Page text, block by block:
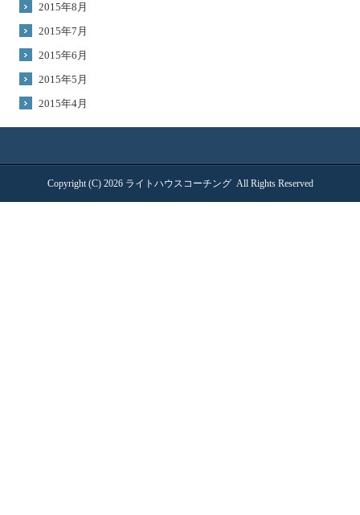
2015年8月
2015年7月
2015年6月
2015年5月
2015年4月
Copyright (C) 2026 ライトハウスコーチングAll Rights Reserved